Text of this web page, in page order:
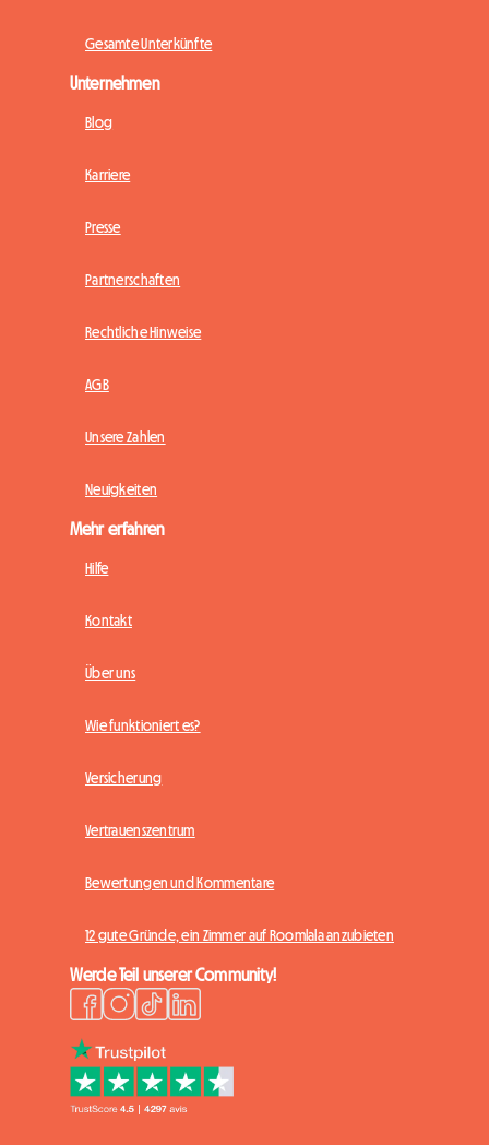
Gesamte Unterkünfte
Unternehmen
Blog
Karriere
Presse
Partnerschaften
Rechtliche Hinweise
AGB
Unsere Zahlen
Neuigkeiten
Mehr erfahren
Hilfe
Kontakt
Über uns
Wie funktioniert es?
Versicherung
Vertrauenszentrum
Bewertungen und Kommentare
12 gute Gründe, ein Zimmer auf Roomlala anzubieten
Werde Teil unserer Community!